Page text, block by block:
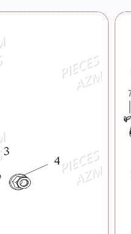
Chaine De Distribution
Coque Arriere
Coque Arriere Cache
Couvercle De Variateur
Couvercle Du Ventilateur
Embrayage
Entourage Compteur
Equipement Electrique